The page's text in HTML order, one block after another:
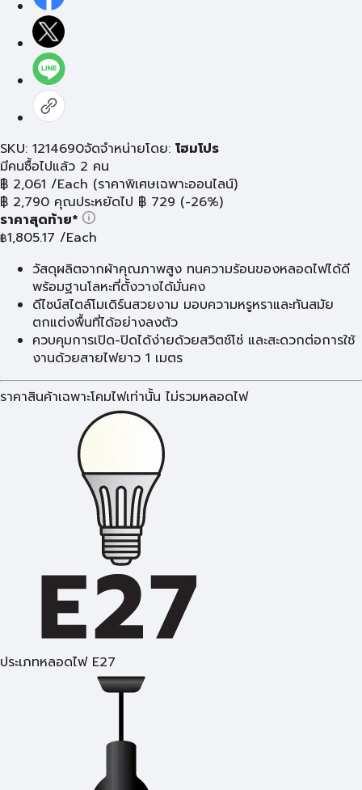
SKU: 1214690จัดจำหน่ายโดย: โฮมโปร
มีคนซื้อไปแล้ว 2 คน
฿ 2,061 /Each (ราคาพิเศษเฉพาะออนไลน์)
฿ 2,790 คุณประหยัดไป ฿ 729 (-26%)
ราคาสุดท้าย*
฿1,805.17 /Each
วัสดุผลิตจากผ้าคุณภาพสูง ทนความร้อนของหลอดไฟได้ดี
พร้อมฐานโลหะที่ตั้งวางได้มั่นคง
ดีไซน์สไตล์โมเดิร์นสวยงาม มอบความหรูหราและทันสมัย
ตกแต่งพื้นที่ได้อย่างลงตัว
ควบคุมการเปิด-ปิดได้ง่ายด้วยสวิตช์โซ่ และสะดวกต่อการใช้
งานด้วยสายไฟยาว 1 เมตร
ราคาสินค้าเฉพาะโคมไฟเท่านั้น ไม่รวมหลอดไฟ
ประเภทหลอดไฟ E27